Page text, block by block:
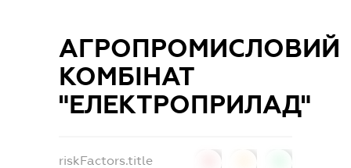
АГРОПРОМИСЛОВИЙ
КОМБІНАТ
"ЕЛЕКТРОПРИЛАД"
riskFactors.title